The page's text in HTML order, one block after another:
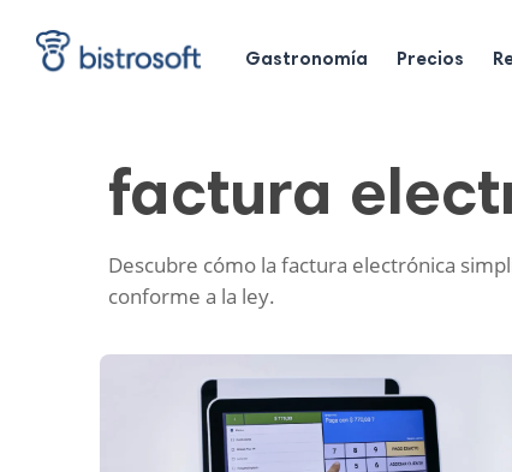
main
Gastronomía Precios
factura
Descubre cómo la factura electrónica
conforme a la ley.